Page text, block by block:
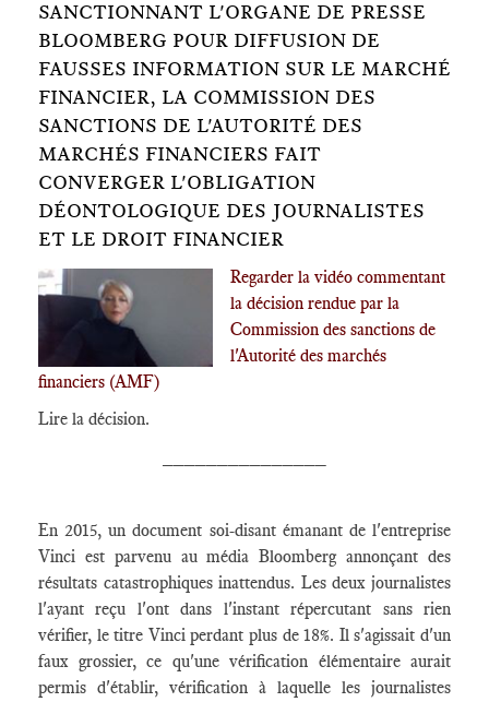
SANCTIONNANT L'ORGANE DE PRESSE
BLOOMBERG POUR DIFFUSION DE
FAUSSES INFORMATION SUR LE MARCHÉ
FINANCIER, LA COMMISSION DES
SANCTIONS DE L'AUTORITÉ DES
MARCHÉS FINANCIERS FAIT
CONVERGER L'OBLIGATION
DÉONTOLOGIQUE DES JOURNALISTES
ET LE DROIT FINANCIER
Regarder la vidéo commentant
la décision rendue par la
Commission des sanctions de
l'Autorité des marchés
financiers (AMF)
Lire la décision.
En 2015, un document soi-disant émanant de l'entreprise
Vinci est parvenu au média Bloomberg annonçant des
résultats catastrophiques inattendus. Les deux journalistes
l'ayant reçu l'ont dans l'instant répercutant sans rien
vérifier, le titre Vinci perdant plus de 18%. Il s'agissait d'un
faux grossier, ce qu'une vérification élémentaire aurait
permis d'établir, vérification à laquelle les journalistes